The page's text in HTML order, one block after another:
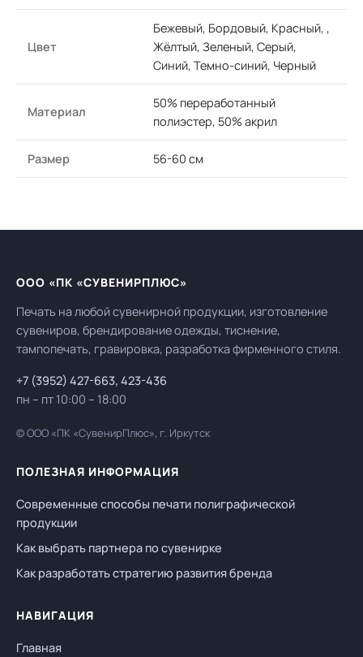
Цвет
Бежевый, Бордовый, Красный, ,
Жёлтый, Зеленый, Серый,
Синий, Темно-синий, Черный
Материал
50% переработанный
полиэстер, 50% акрил
Размер 56-60 см
ООО «ПК «СУВЕНИРПЛЮС»
Печать на любой сувенирной продукции, изготовление
сувениров, брендирование одежды, тиснение,
тампопечать, гравировка, разработка фирменного стиля.
+7 (3952) 427-663, 423-436
пн – пт 10:00 – 18:00
© ООО «ПК «СувенирПлюс», г. Иркутск
ПОЛЕЗНАЯ ИНФОРМАЦИЯ
Современные способы печати полиграфической
продукции
Как выбрать партнера по сувенирке
Как разработать стратегию развития бренда
НАВИГАЦИЯ
Главная